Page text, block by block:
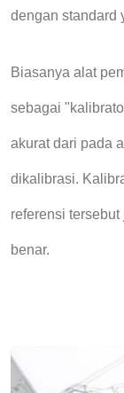
dengan standard
Biasanya alat
sebagai
akurat dari pada
dikalibrasi.
referensi tersebut
benar.